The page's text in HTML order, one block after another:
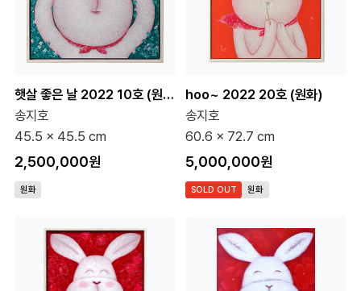
햇살 좋은 날 2022 10호 (원화)
송지호
45.5 x 45.5 cm
2,500,000원
원화
hoo~ 2022 20호 (원화)
송지호
60.6 x 72.7 cm
5,000,000원
SOLD OUT 원화